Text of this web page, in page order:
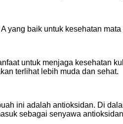
yang baik untuk kesehatan
untuk menjaga kesehatan
terlihat lebih muda dan sehat.
ini adalah antioksidan. Di
sebagai senyawa